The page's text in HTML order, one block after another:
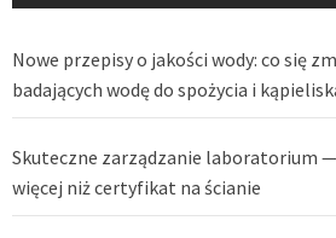
Nowe przepisy o jakości wody: co się
badających wodę do spożycia i
Skuteczne zarządzanie laboratorium
więcej niż certyfikat na ścianie